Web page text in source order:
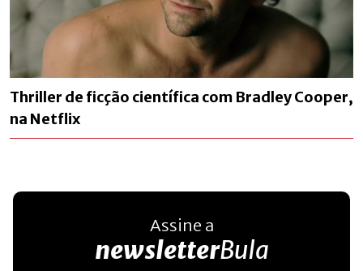
Thriller de ficção científica com Bradley Cooper,
na Netflix
Assine a
newsletterBula